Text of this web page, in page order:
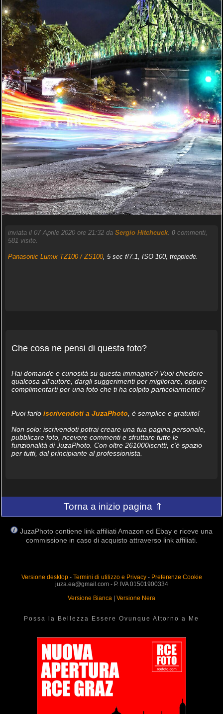
inviata il 07 Aprile 2020 ore 21:32 da Sergio Hitchcuck. 0commenti,
581 visite.
Panasonic Lumix TZ100 / ZS100, 5 sec f/7.1, ISO 100, treppiede.
Che cosa ne pensi di questa foto?
Hai domande e curiosità su questa immagine? Vuoi chiedere
qualcosa all'autore, dargli suggerimenti per migliorare, oppure
complimentarti per una foto che ti ha colpito particolarmente?
Puoi farlo iscrivendoti a JuzaPhoto , è semplice e gratuito!
Non solo: iscrivendoti potrai creare una tua pagina personale,
pubblicare foto, ricevere commenti e sfruttare tutte le
funzionalità di JuzaPhoto. Con oltre 261000iscritti, c'è spazio
per tutti, dal principiante al professionista.
Torna a inizio pagina ⇑
JuzaPhoto contiene link affiliati Amazon ed Ebay e riceve una
commissione in caso di acquisto attraverso link affiliati.
Versione desktop- Termini di utilizzo e Privacy- Preferenze Cookie
juza.ea@gmail.com - P. IVA 01501900334
Versione Bianca | Versione Nera
Possa la Bellezza Essere Ovunque Attorno a Me